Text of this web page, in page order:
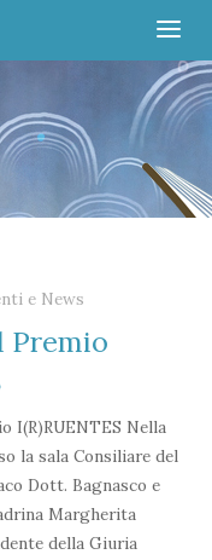
e News
Premio
I(R)RUENTES Nella
la sala Consiliare del
Dott. Bagnasco e
Margherita
della Giuria